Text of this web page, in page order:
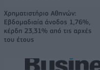
Χρηματιστήριο Αθηνών:
Εβδομαδιαία άνοδος 1,76%,
κέρδη 23,31% από τις αρχές
του έτους